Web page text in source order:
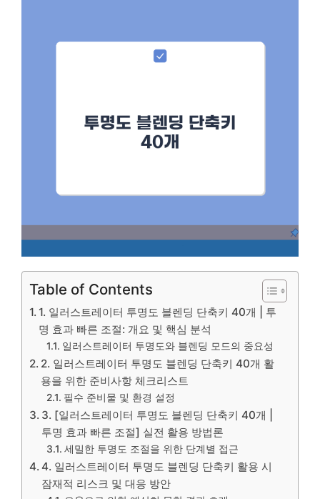
Table of Contents
1. 일러스트레이터 투명도 블렌딩 단축키 40개 | 투
명 효과 빠른 조절: 개요 및 핵심 분석
일러스트레이터 투명도와 블렌딩 모드의 중요성
2. 일러스트레이터 투명도 블렌딩 단축키 40개 활
용을 위한 준비사항 체크리스트
필수 준비물 및 환경 설정
3. [일러스트레이터 투명도 블렌딩 단축키 40개 |
투명 효과 빠른 조절] 실전 활용 방법론
세밀한 투명도 조절을 위한 단계별 접근
4. 일러스트레이터 투명도 블렌딩 단축키 활용 시
잠재적 리스크 및 대응 방안